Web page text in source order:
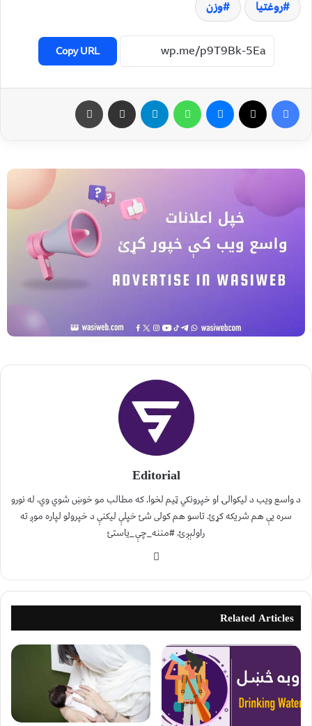
روغتیا وزن
Copy URL
Editorial
د واسع ویب د لیکوالۍ او خپرونکي ټیم لخوا. که مطالب مو خوښ شوي وي، له نورو
سره یې هم شریکه کړئ. تاسو هم کولی شئ خپلې لیکنې د خپرولو لپاره موږ ته
راولېږئ. #مننه_چې_یاستئ
Related Articles